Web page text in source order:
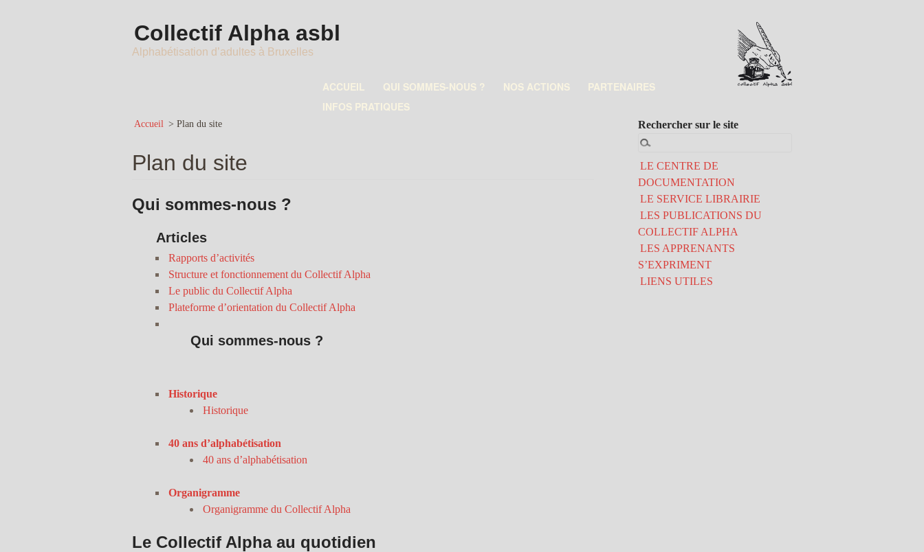
Collectif Alpha asbl
Alphabétisation d’adultes à Bruxelles
ACCUEIL QUI SOMMES-NOUS ? NOS ACTIONS
PARTENAIRES
INFOS PRATIQUES
Accueil > Plan du site
Plan du site
Qui sommes-nous ?
Articles
Rapports d’activités
Structure et fonctionnement du Collectif Alpha
Le public du Collectif Alpha
Plateforme d’orientation du Collectif Alpha
Qui sommes-nous ?
Historique
Historique
40 ans d’alphabétisation
40 ans d’alphabétisation
Organigramme
Organigramme du Collectif Alpha
Le Collectif Alpha au quotidien
LE CENTRE DE
DOCUMENTATION
LE SERVICE LIBRAIRIE
LES PUBLICATIONS DU
COLLECTIF ALPHA
LES APPRENANTS
S’EXPRIMENT
LIENS UTILES
Rechercher sur le site